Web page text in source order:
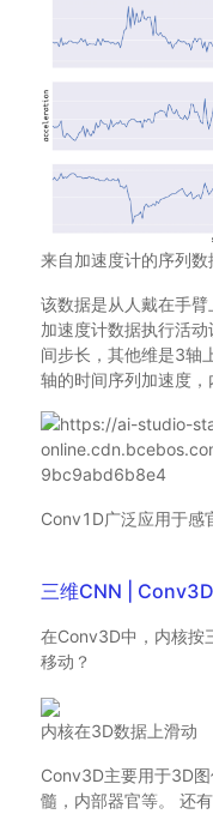
来自加速度计的序列数
该数据是从人戴在手
加速度计数据执行活
间步长，其他维是3轴
轴的时间序列加速度
Conv1D广泛应用于感
三维CNN | Conv3D
在Conv3D中，内核按
移动？
内核在3D数据上滑动
Conv3D主要用于3D
髓，内部器官等。 还